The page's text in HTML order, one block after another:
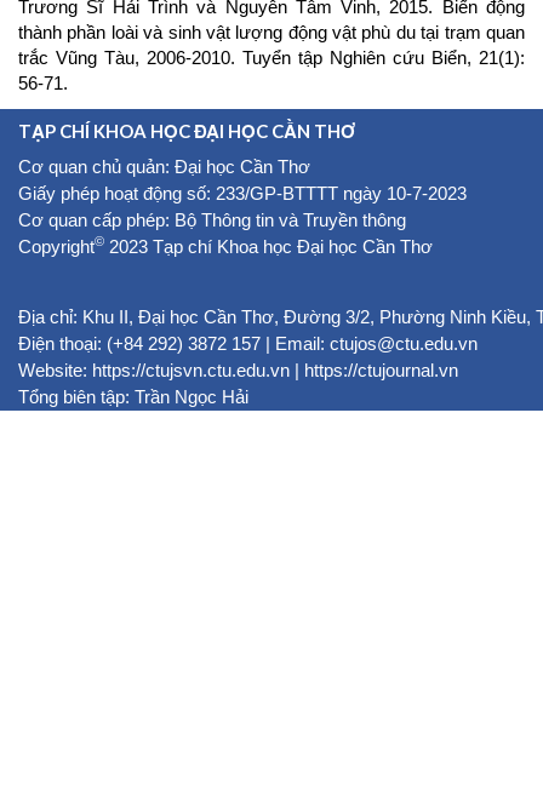
Trương Sĩ Hải Trình và Nguyễn Tâm Vinh, 2015. Biến động
thành phần loài và sinh vật lượng động vật phù du tại trạm quan
trắc Vũng Tàu, 2006-2010. Tuyển tập Nghiên cứu Biển, 21(1):
56-71.
TẠP CHÍ KHOA HỌC ĐẠI HỌC CẦN THƠ
Cơ quan chủ quản: Đại học Cần Thơ
Giấy phép hoạt động số: 233/GP-BTTTT ngày 10-7-2023
Cơ quan cấp phép: Bộ Thông tin và Truyền thông
Copyright© 2023 Tạp chí Khoa học Đại học Cần Thơ
Địa chỉ: Khu II, Đại học Cần Thơ, Đường 3/2, Phường Ninh Kiều,
Điện thoại: (+84 292) 3872 157 | Email: ctujos@ctu.edu.vn
Website: https://ctujsvn.ctu.edu.vn | https://ctujournal.vn
Tổng biên tập: Trần Ngọc Hải